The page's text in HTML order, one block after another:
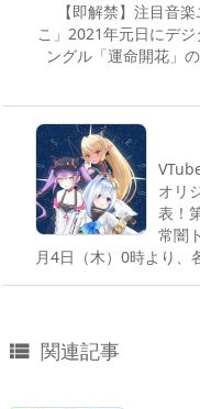
【即解禁】注目音
こ」2021年元日にデ
ングル「運命開花」
オリ
表！
常闇
月4日（木）0時より、
 関連記事